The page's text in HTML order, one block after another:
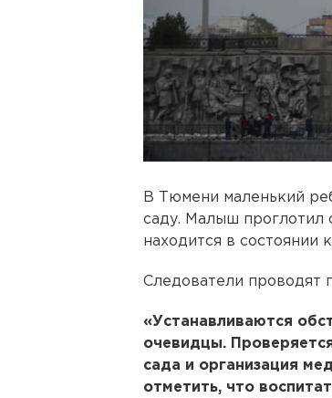
В Тюмени маленький
саду. Малыш проглотил
находится в состоянии
Следователи проводят
«Устанавливаются
очевидцы.
сада и организация
отметить, что